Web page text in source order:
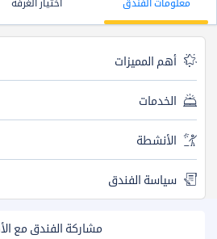
معلومات الفندق اختيار الغرفة
أهم المميزات
الخدمات
الأنشطة
سياسة الفندق
مشاركة الفندق مع